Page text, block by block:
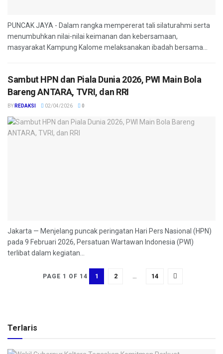
PUNCAK JAYA - Dalam rangka mempererat tali silaturahmi serta
menumbuhkan nilai-nilai keimanan dan kebersamaan,
masyarakat Kampung Kalome melaksanakan ibadah bersama...
Sambut HPN dan Piala Dunia 2026, PWI Main Bola
Bareng ANTARA, TVRI, dan RRI
BY REDAKSI 02/04/2026 0
Jakarta — Menjelang puncak peringatan Hari Pers Nasional (HPN)
pada 9 Februari 2026, Persatuan Wartawan Indonesia (PWI)
terlibat dalam kegiatan...
PAGE 1 OF 14 1 2 … 14
Terlaris